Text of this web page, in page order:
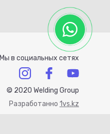
Мы в социальных сетях
© 2020 Welding Group
Разработанно 1vs.kz